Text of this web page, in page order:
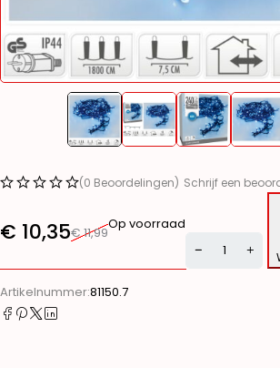
(0 Beoordelingen) Schrijf een
€11,99
€ 10,35 Op voorraad
Alternative:
Artikelnummer:81150.7